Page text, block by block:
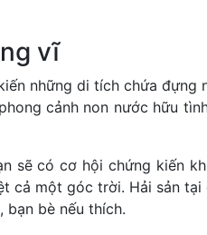
vĩ
những di tích chứa đựng
cảnh non nước hữu
sẽ có cơ hội chứng kiến
cả một góc trời. Hải sản
bạn bè nếu thích.